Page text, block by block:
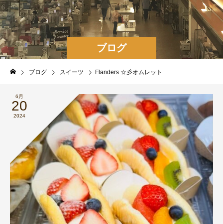
ブログ
ブログ スイーツ Flanders ☆彡オムレット
6月
20
2024